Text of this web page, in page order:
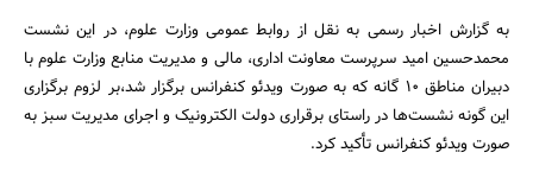
به گزارش اخبار رسمی به نقل از روابط عمومی وزارت علوم، در این نشست
محمدحسین امید سرپرست معاونت اداری، مالی و مدیریت منابع وزارت علوم با
دبیران مناطق 10 گانه که به صورت ویدئو کنفرانس برگزار شد،بر لزوم برگزاری
این گونه نشست‌ها در راستای برقراری دولت الکترونیک و اجرای مدیریت سبز به
صورت ویدئو کنفرانس تأکید کرد.